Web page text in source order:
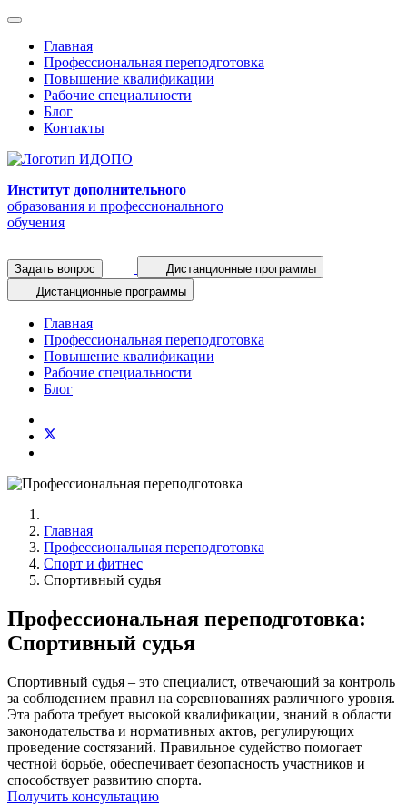
Главная
Профессиональная переподготовка
Повышение квалификации
Рабочие специальности
Блог
Контакты
Институт дополнительного
образования и профессионального
обучения
Задать вопрос
Дистанционные программы
Дистанционные программы
Главная
Профессиональная переподготовка
Повышение квалификации
Рабочие специальности
Блог
Главная
Профессиональная переподготовка
Спорт и фитнес
Спортивный судья
Профессиональная переподготовка:
Спортивный судья
Спортивный судья – это специалист, отвечающий за контроль
за соблюдением правил на соревнованиях различного уровня.
Эта работа требует высокой квалификации, знаний в области
законодательства и нормативных актов, регулирующих
проведение состязаний. Правильное судейство помогает
честной борьбе, обеспечивает безопасность участников и
способствует развитию спорта.
Получить консультацию